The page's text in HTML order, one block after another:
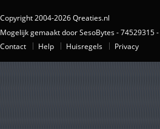
Copyright 2004-2026 Qreaties.nl
Mogelijk gemaakt door SesoBytes - 74529315
Contact
Help Huisregels Privacy